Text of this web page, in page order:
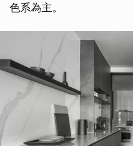
色系為主。